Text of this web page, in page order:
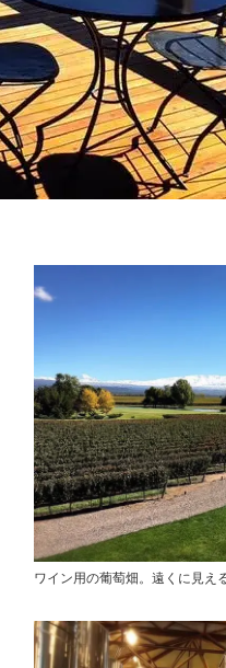
ワイン用の葡萄畑。遠くに見え